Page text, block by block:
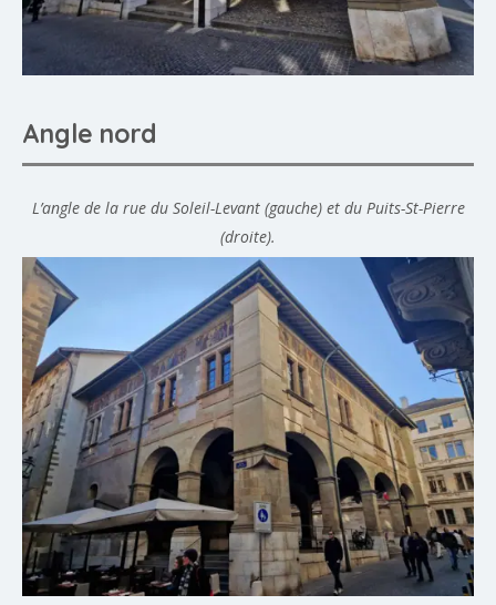
Angle nord
L’angle de la rue du Soleil-Levant (gauche) et du Puits-St-Pierre
(droite).